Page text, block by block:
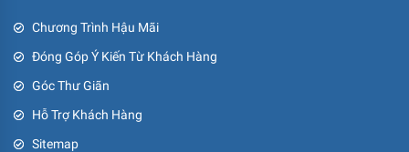
Chương Trình Hậu Mãi
Đóng Góp Ý Kiến Từ Khách Hàng
Góc Thư Giãn
Hỗ Trợ Khách Hàng
Sitemap